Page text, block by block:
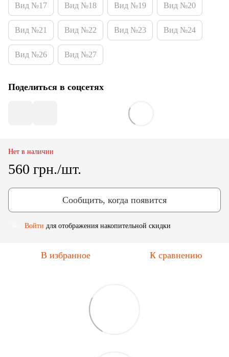
Вид №17 Вид №18 Вид №19 Вид №20
Вид №21 Вид №22 Вид №23 Вид №24
Вид №26 Вид №27
Поделиться в соцсетях
Нет в наличии
560 грн./шт.
Сообщить, когда появится
Войти для отображения накопительной скидки
В избранное К сравнению